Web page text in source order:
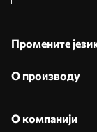
Промените
О производу
О компанији